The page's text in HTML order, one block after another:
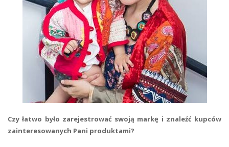
Czy łatwo było zarejestrować swoją markę i znaleźć kupców
zainteresowanych Pani produktami?